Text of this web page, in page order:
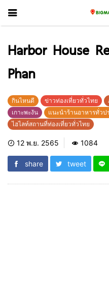
Harbor House
Phan
กินไหนดี ข่าวท่องเที่ยวทั่วไทย
เกาะพะงัน
แนะนำร้านอาหารทั่วป
ไฮไลท์สถานที่ท่องเที่ยวทั่วไทย
12 พ.ย. 2565 1084
share tweet